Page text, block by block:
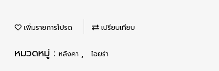
เพิ่มรายการโปรด เปรียบเทียบ
หมวดหมู่ : หลังคา , ไอยร่า